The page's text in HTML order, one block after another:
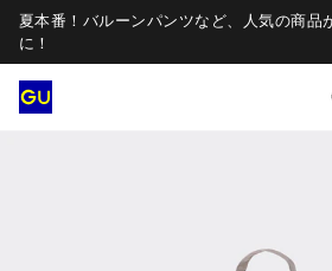
夏本番！バルーンパンツなど、人気の商品
に！